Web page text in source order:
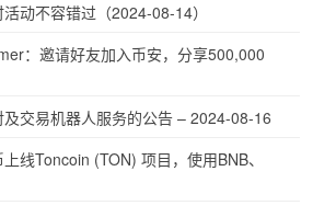
动不容错过（2024-08-14）
：邀请好友加入币安，分享500,000
交易机器人服务的公告 – 2024-08-16
线Toncoin (TON) 项目，使用BNB、